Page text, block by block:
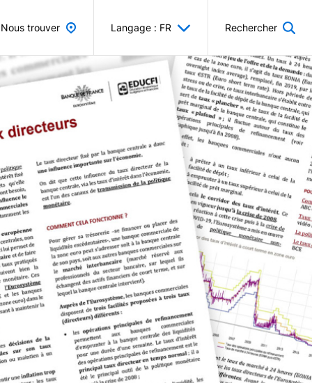
Nous trouver Langage : FR Rechercher